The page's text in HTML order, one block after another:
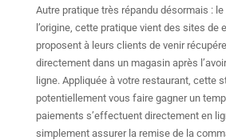
Autre pratique très répandu désormais :
l’origine, cette pratique vient des sites de
proposent à leurs clients de venir
directement dans un magasin après
ligne. Appliquée à votre restaurant, cette
potentiellement vous faire gagner un
paiements s’effectuent directement en
simplement assurer la remise de la